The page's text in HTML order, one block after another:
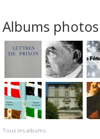
Albums photos
Tous les albums